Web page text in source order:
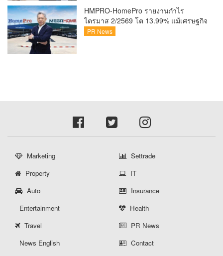
HMPRO-HomePro รายงานกำไร
ไตรมาส 2/2569 โต 13.99% แม้เศรษฐกิจ
ผันผวนเดินหน้าขยายสาขา เสริมพอร์ต
PR News
Marketing
Settrade
Property
IT
Auto
Insurance
Entertainment
Health
Travel
PR News
News English
Contact